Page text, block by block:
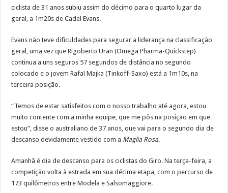
ciclista de 31 anos subiu assim do décimo para o quarto lugar da
geral, a 1m20s de Cadel Evans.
Evans não teve dificuldades para segurar a liderança na classificação
geral, uma vez que Rigoberto Uran (Omega Pharma-Quickstep)
continua a uns seguros 57 segundos de distância no segundo
colocado e o jovem Rafal Majka (Tinkoff-Saxo) está a 1m10s, na
terceira posição.
“Temos de estar satisfeitos com o nosso trabalho até agora, estou
muito contente com a minha equipe, que me pôs na posição em que
estou”, disse o australiano de 37 anos, que vai para o segundo dia de
descanso devidamente vestido com a Maglia Rosa.
Amanhã é dia de descanso para os ciclistas do Giro. Na terça-feira, a
competição volta à estrada em sua décima etapa, com o percurso de
173 quilômetros entre Modela e Salsomaggiore.